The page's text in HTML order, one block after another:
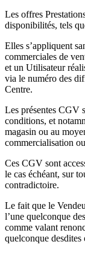
Les offres
disponibilités, tels
Elles s’appliquent
commerciales de
et un Utilisateur
via le numéro des
Centre.
Les présentes CGV
conditions, et
magasin ou au
commercialisation
Ces CGV sont
le cas échéant, sur
contradictoire.
Le fait que le
l’une quelconque
comme valant
quelconque desdites